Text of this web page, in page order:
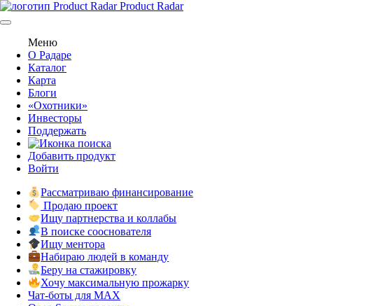
Product Radar
Меню
О Радаре
Каталог
Карта
Блоги
«Охотники»
Инвесторы
Поддержать
Добавить продукт
Войти
Рассматриваю финансирование
Продаю проект
Ищу партнерства и коллабы
В поиске сооснователя
Ищу ментора
Набираю людей в команду
Беру на стажировку
Хочу максимальную прожарку
Чат-боты для MAX